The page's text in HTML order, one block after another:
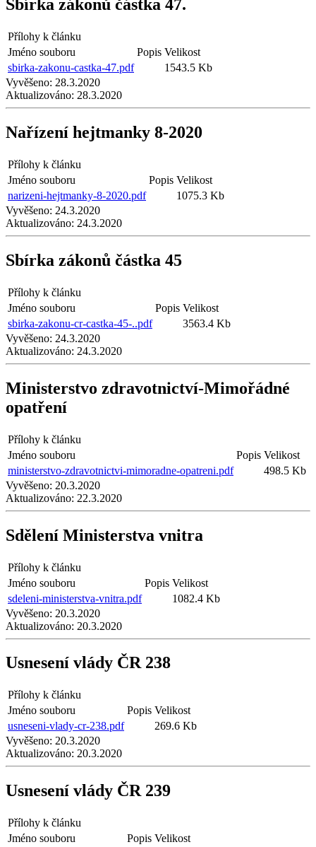
Sbírka zákonů částka 47.
Přílohy k článku
Jméno souboru
Popis Velikost
sbirka-zakonu-castka-47.pdf
1543.5 Kb
Vyvěšeno: 28.3.2020
Aktualizováno: 28.3.2020
Nařízení hejtmanky 8-2020
Přílohy k článku
Jméno souboru
Popis Velikost
narizeni-hejtmanky-8-2020.pdf
1075.3 Kb
Vyvěšeno: 24.3.2020
Aktualizováno: 24.3.2020
Sbírka zákonů částka 45
Přílohy k článku
Jméno souboru
Popis Velikost
sbirka-zakonu-cr-castka-45-..pdf
3563.4 Kb
Vyvěšeno: 24.3.2020
Aktualizováno: 24.3.2020
Ministerstvo zdravotnictví-Mimořádné
opatření
Přílohy k článku
Jméno souboru
Popis Velikost
ministerstvo-zdravotnictvi-mimoradne-opatreni.pdf
498.5 Kb
Vyvěšeno: 20.3.2020
Aktualizováno: 22.3.2020
Sdělení Ministerstva vnitra
Přílohy k článku
Jméno souboru
Popis Velikost
sdeleni-ministerstva-vnitra.pdf
1082.4 Kb
Vyvěšeno: 20.3.2020
Aktualizováno: 20.3.2020
Usnesení vlády ČR 238
Přílohy k článku
Jméno souboru
Popis Velikost
usneseni-vlady-cr-238.pdf
269.6 Kb
Vyvěšeno: 20.3.2020
Aktualizováno: 20.3.2020
Usnesení vlády ČR 239
Přílohy k článku
Jméno souboru
Popis Velikost